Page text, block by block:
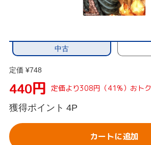
中古
定価 ¥748
440円 定価より308円（41%）おトク
獲得ポイント 4P
カートに追加